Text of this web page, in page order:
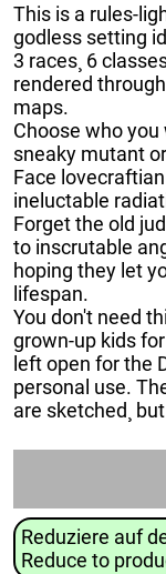
This is a rules-
godless setting
3 races¸ 6
rendered
maps.
Choose who you
sneaky mutant
Face
ineluctable
Forget the old
to inscrutable
hoping they let
lifespan.
You don't need
grown-up kids
left open for the
personal use.
are sketched¸
Reduziere auf
Reduce to